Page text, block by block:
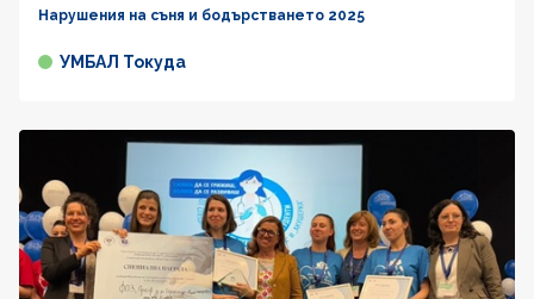
Нарушения на съня и бодърстването 2025
УМБАЛ Токуда